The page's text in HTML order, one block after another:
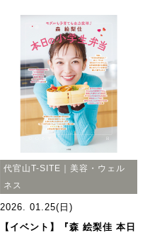
代官山T-SITE｜美容・ウェル
ネス
2026. 01.25(日)
【イベント】『森 絵梨佳 本日